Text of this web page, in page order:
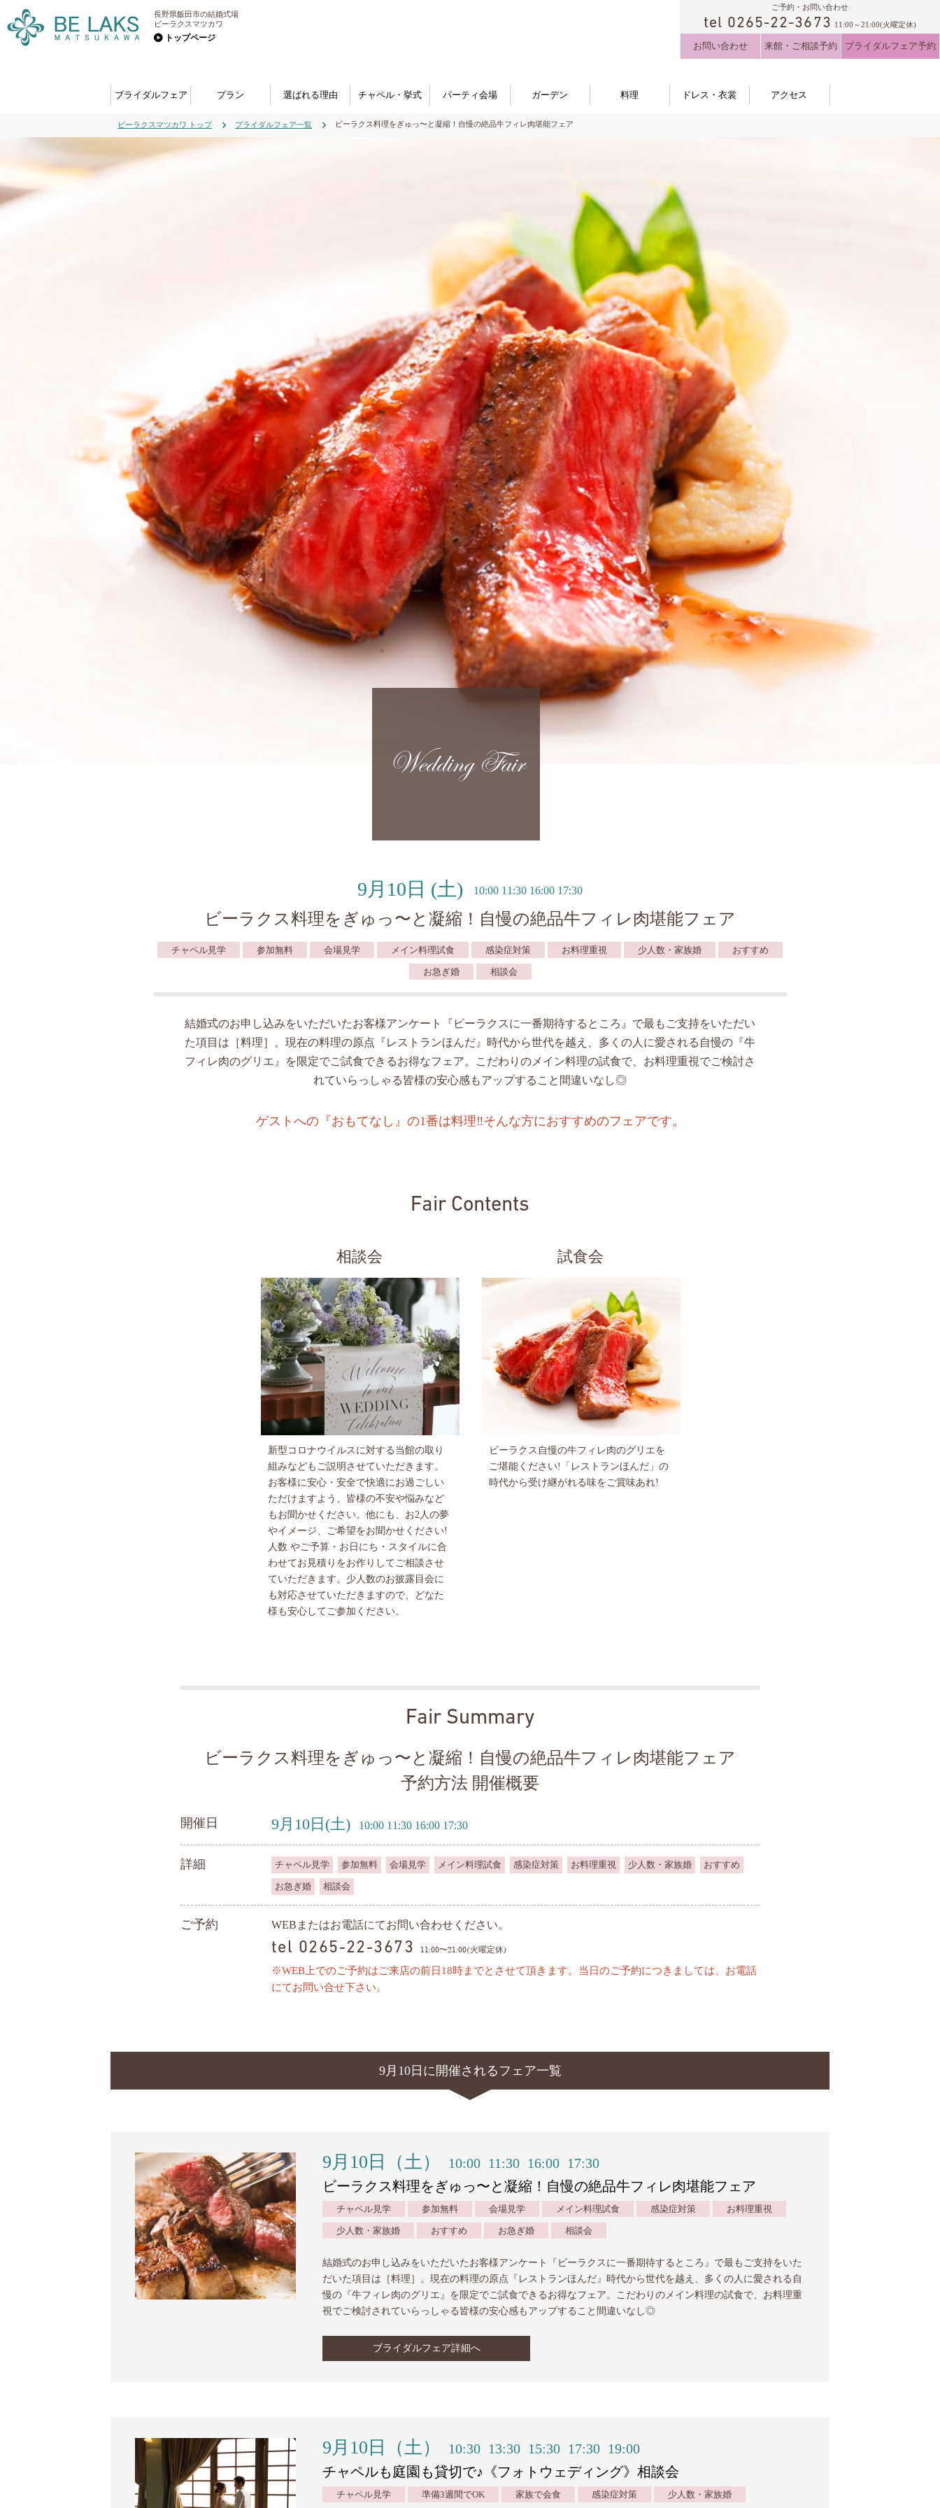
長野県飯田市の結婚式場
ビーラクスマツカワ
トップページ
ご予約・お問い合わせ
tel 0265-22-3673 11:00～21:00(火曜定休)
お問い合わせ 来館・ご相談予約 ブライダルフェア予約
ブライダルフェア プラン 選ばれる理由 チャペル・挙式 パーティ会場 ガーデン 料理 ドレス・衣裳 アクセス
ビーラクスマツカワ トップ ブライダルフェア一覧 ビーラクス料理をぎゅっ〜と凝縮！自慢の絶品牛フィレ肉堪能フェア
Wedding Fair
9月10日 (土) 10:00 11:30 16:00 17:30
ビーラクス料理をぎゅっ〜と凝縮！自慢の絶品牛フィレ肉堪能フェア
チャペル見学 参加無料 会場見学 メイン料理試食 感染症対策 お料理重視 少人数・家族婚 おすすめ
お急ぎ婚 相談会
結婚式のお申し込みをいただいたお客様アンケート『ビーラクスに一番期待するところ』で最もご支持をいただい
た項目は［料理］。現在の料理の原点『レストランほんだ』時代から世代を越え、多くの人に愛される自慢の『牛
フィレ肉のグリエ』を限定でご試食できるお得なフェア。こだわりのメイン料理の試食で、お料理重視でご検討さ
れていらっしゃる皆様の安心感もアップすること間違いなし◎
ゲストへの『おもてなし』の1番は料理‼️そんな方におすすめのフェアです。
Fair Contents
相談会
新型コロナウイルスに対する当館の取り
組みなどもご説明させていただきます。
お客様に安心・安全で快適にお過ごしい
ただけますよう、皆様の不安や悩みなど
もお聞かせください。他にも、お2人の夢
やイメージ、ご希望をお聞かせください!
人数 やご予算・お日にち・スタイルに合
わせてお見積りをお作りしてご相談させ
ていただきます。少人数のお披露目会に
も対応させていただきますので、どなた
様も安心してご参加ください。
試食会
ビーラクス自慢の牛フィレ肉のグリエを
ご堪能ください!「レストランほんだ」の
時代から受け継がれる味をご賞味あれ!
Fair Summary
ビーラクス料理をぎゅっ〜と凝縮！自慢の絶品牛フィレ肉堪能フェア
予約方法 開催概要
開催日 9月10日 (土) 10:00 11:30 16:00 17:30
詳細 チャペル見学 参加無料 会場見学 メイン料理試食 感染症対策 お料理重視 少人数・家族婚 おすすめ
お急ぎ婚 相談会
ご予約 WEBまたはお電話にてお問い合わせください。
tel 0265-22-3673 11:00〜21:00(火曜定休)
※WEB上でのご予約はご来店の前日18時までとさせて頂きます。当日のご予約につきましては、お電話
にてお問い合せ下さい。
9月10日に開催されるフェア一覧
9月10日（土） 10:00 11:30 16:00 17:30
ビーラクス料理をぎゅっ〜と凝縮！自慢の絶品牛フィレ肉堪能フェア
チャペル見学 参加無料 会場見学 メイン料理試食 感染症対策 お料理重視
少人数・家族婚 おすすめ お急ぎ婚 相談会
結婚式のお申し込みをいただいたお客様アンケート『ビーラクスに一番期待するところ』で最もご支持をいた
だいた項目は［料理］。現在の料理の原点『レストランほんだ』時代から世代を越え、多くの人に愛される自
慢の『牛フィレ肉のグリエ』を限定でご試食できるお得なフェア。こだわりのメイン料理の試食で、お料理重
視でご検討されていらっしゃる皆様の安心感もアップすること間違いなし◎
ブライダルフェア詳細へ
9月10日（土） 10:30 13:30 15:30 17:30 19:00
チャペルも庭園も貸切で♪《フォトウェディング》相談会
チャペル見学 準備3週間でOK 家族で会食 感染症対策 少人数・家族婚